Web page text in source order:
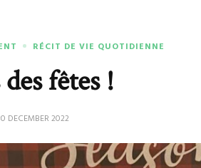
RÉCIT DE VIE QUOTIDIENNE
fêtes !
DECEMBER 2022